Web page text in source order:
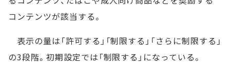
コンテンツが該当する。
表示の量は「許可する」「制限する」「さらに制限する」
の3段階。初期設定では「制限する」になっている。